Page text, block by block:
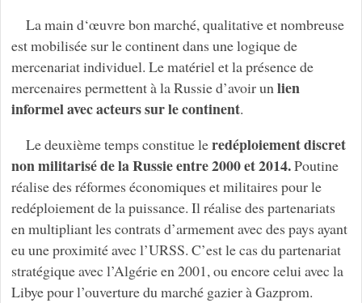
La main d‘œuvre bon marché, qualitative et nombreuse
est mobilisée sur le continent dans une logique de
mercenariat individuel. Le matériel et la présence de
mercenaires permettent à la Russie d’avoir unlien
informel avec acteurs sur le continent.
Le deuxième temps constitue leredéploiement discret
non militarisé de la Russie entre 2000 et 2014.Poutine
réalise des réformes économiques et militaires pour le
redéploiement de la puissance. Il réalise des partenariats
en multipliant les contrats d’armement avec des pays ayant
eu une proximité avec l’URSS. C’est le cas du partenariat
stratégique avec l’Algérie en 2001, ou encore celui avec la
Libye pour l’ouverture du marché gazier à Gazprom.